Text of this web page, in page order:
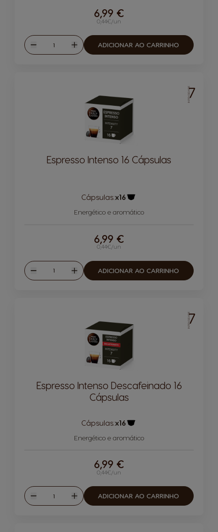
0,44€/un
6,99 €
Reduzir
Quantidade
Aumentar
ADICIONAR AO CARRINHO
INTENSIDADE7
Espresso Intenso 16 Cápsulas
Cápsulas:x16
Energético e aromático
0,44€/un
6,99 €
Reduzir
Quantidade
Aumentar
ADICIONAR AO CARRINHO
INTENSIDADE7
Espresso Intenso Descafeinado 16
Cápsulas
Cápsulas:x16
Energético e aromático
0,44€/un
6,99 €
Reduzir
Quantidade
Aumentar
ADICIONAR AO CARRINHO